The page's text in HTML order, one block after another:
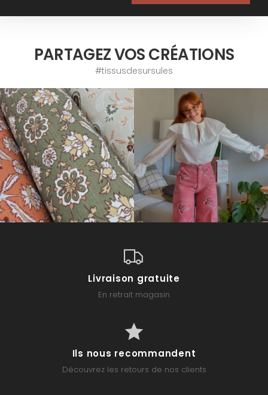
PARTAGEZ VOS CRÉATIONS
#tissusdesursules
Livraison gratuite
En retrait magasin
Ils nous recommandent
Découvrez les retours de nos clients